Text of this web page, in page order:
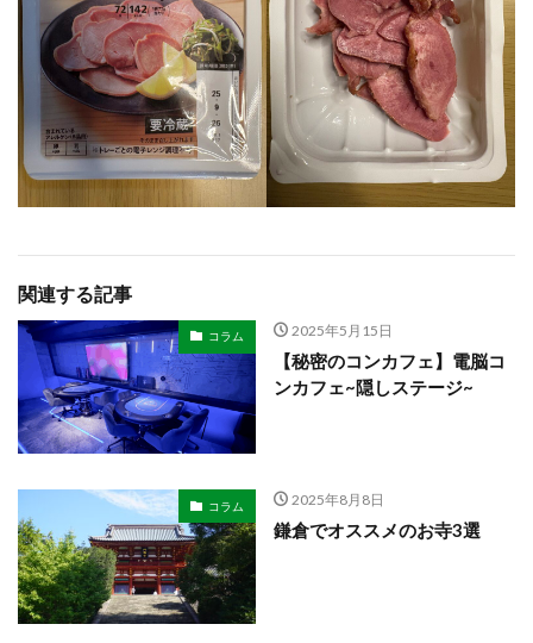
関連する記事
コラム 2025年5月15日
【秘密のコンカフェ】電脳コ
ンカフェ~隠しステージ~
コラム 2025年8月8日
鎌倉でオススメのお寺3選